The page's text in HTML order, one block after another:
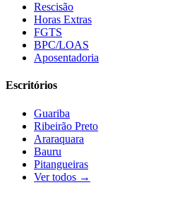
Rescisão
Horas Extras
FGTS
BPC/LOAS
Aposentadoria
Escritórios
Guariba
Ribeirão Preto
Araraquara
Bauru
Pitangueiras
Ver todos →